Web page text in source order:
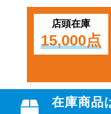
店頭在庫
15,000点
在庫商品